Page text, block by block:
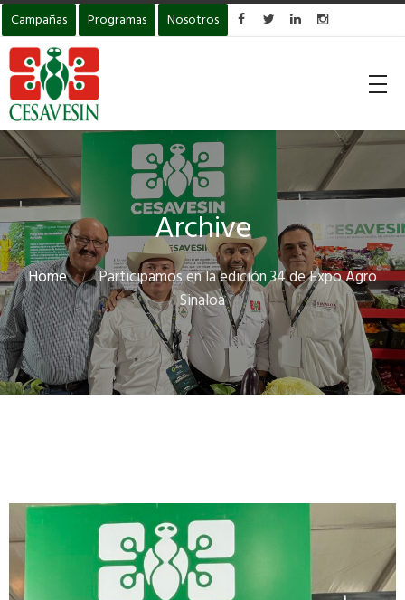
Campañas Programas Nosotros    
Archive
Home
Participamos en la edición 34 de Expo Agro
Sinaloa